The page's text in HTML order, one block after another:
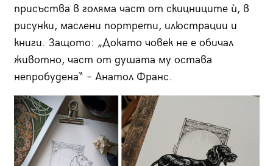
присъства в голяма част от скицниците ѝ, в
рисунки, маслени портрети, илюстрации и
книги. Защото: „Докато човек не е обичал
животно, част от душата му остава
непробудена“ – Анатол Франс.